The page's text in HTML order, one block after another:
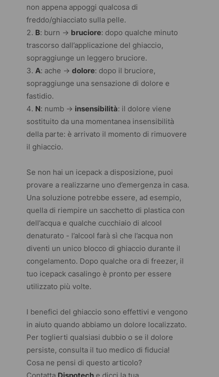
non appena appoggi qualcosa di
freddo/ghiacciato sulla pelle.
B: burn → bruciore: dopo qualche minuto
trascorso dall’applicazione del ghiaccio,
sopraggiunge un leggero bruciore.
A: ache →dolore: dopo il bruciore,
sopraggiunge una sensazione di dolore e
fastidio.
N: numb → insensibilità: il dolore viene
sostituito da una momentanea insensibilità
della parte: è arrivato il momento di rimuovere
il ghiaccio.
Se non hai un icepack a disposizione, puoi
provare a realizzarne uno d’emergenza in casa.
Una soluzione potrebbe essere, ad esempio,
quella di riempire un sacchetto di plastica con
dell’acqua e qualche cucchiaio di alcool
denaturato - l’alcool farà sì che l’acqua non
diventi un unico blocco di ghiaccio durante il
congelamento. Dopo qualche ora di freezer, il
tuo icepack casalingo è pronto per essere
utilizzato più volte.
I benefici del ghiaccio sono effettivi e vengono
in aiuto quando abbiamo un dolore localizzato.
Per toglierti qualsiasi dubbio o se il dolore
persiste, consulta il tuo medico di fiducia!
Cosa ne pensi di questo articolo?